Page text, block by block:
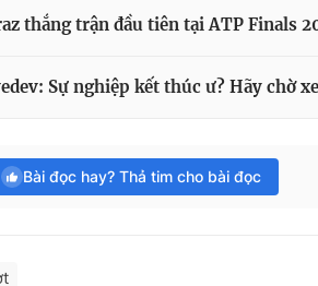
thắng trận đầu tiên tại ATP Finals
Sự nghiệp kết thúc ư? Hãy chờ
Bài đọc hay? Thả tim cho bài đọc